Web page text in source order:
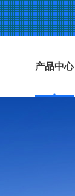
产品中心